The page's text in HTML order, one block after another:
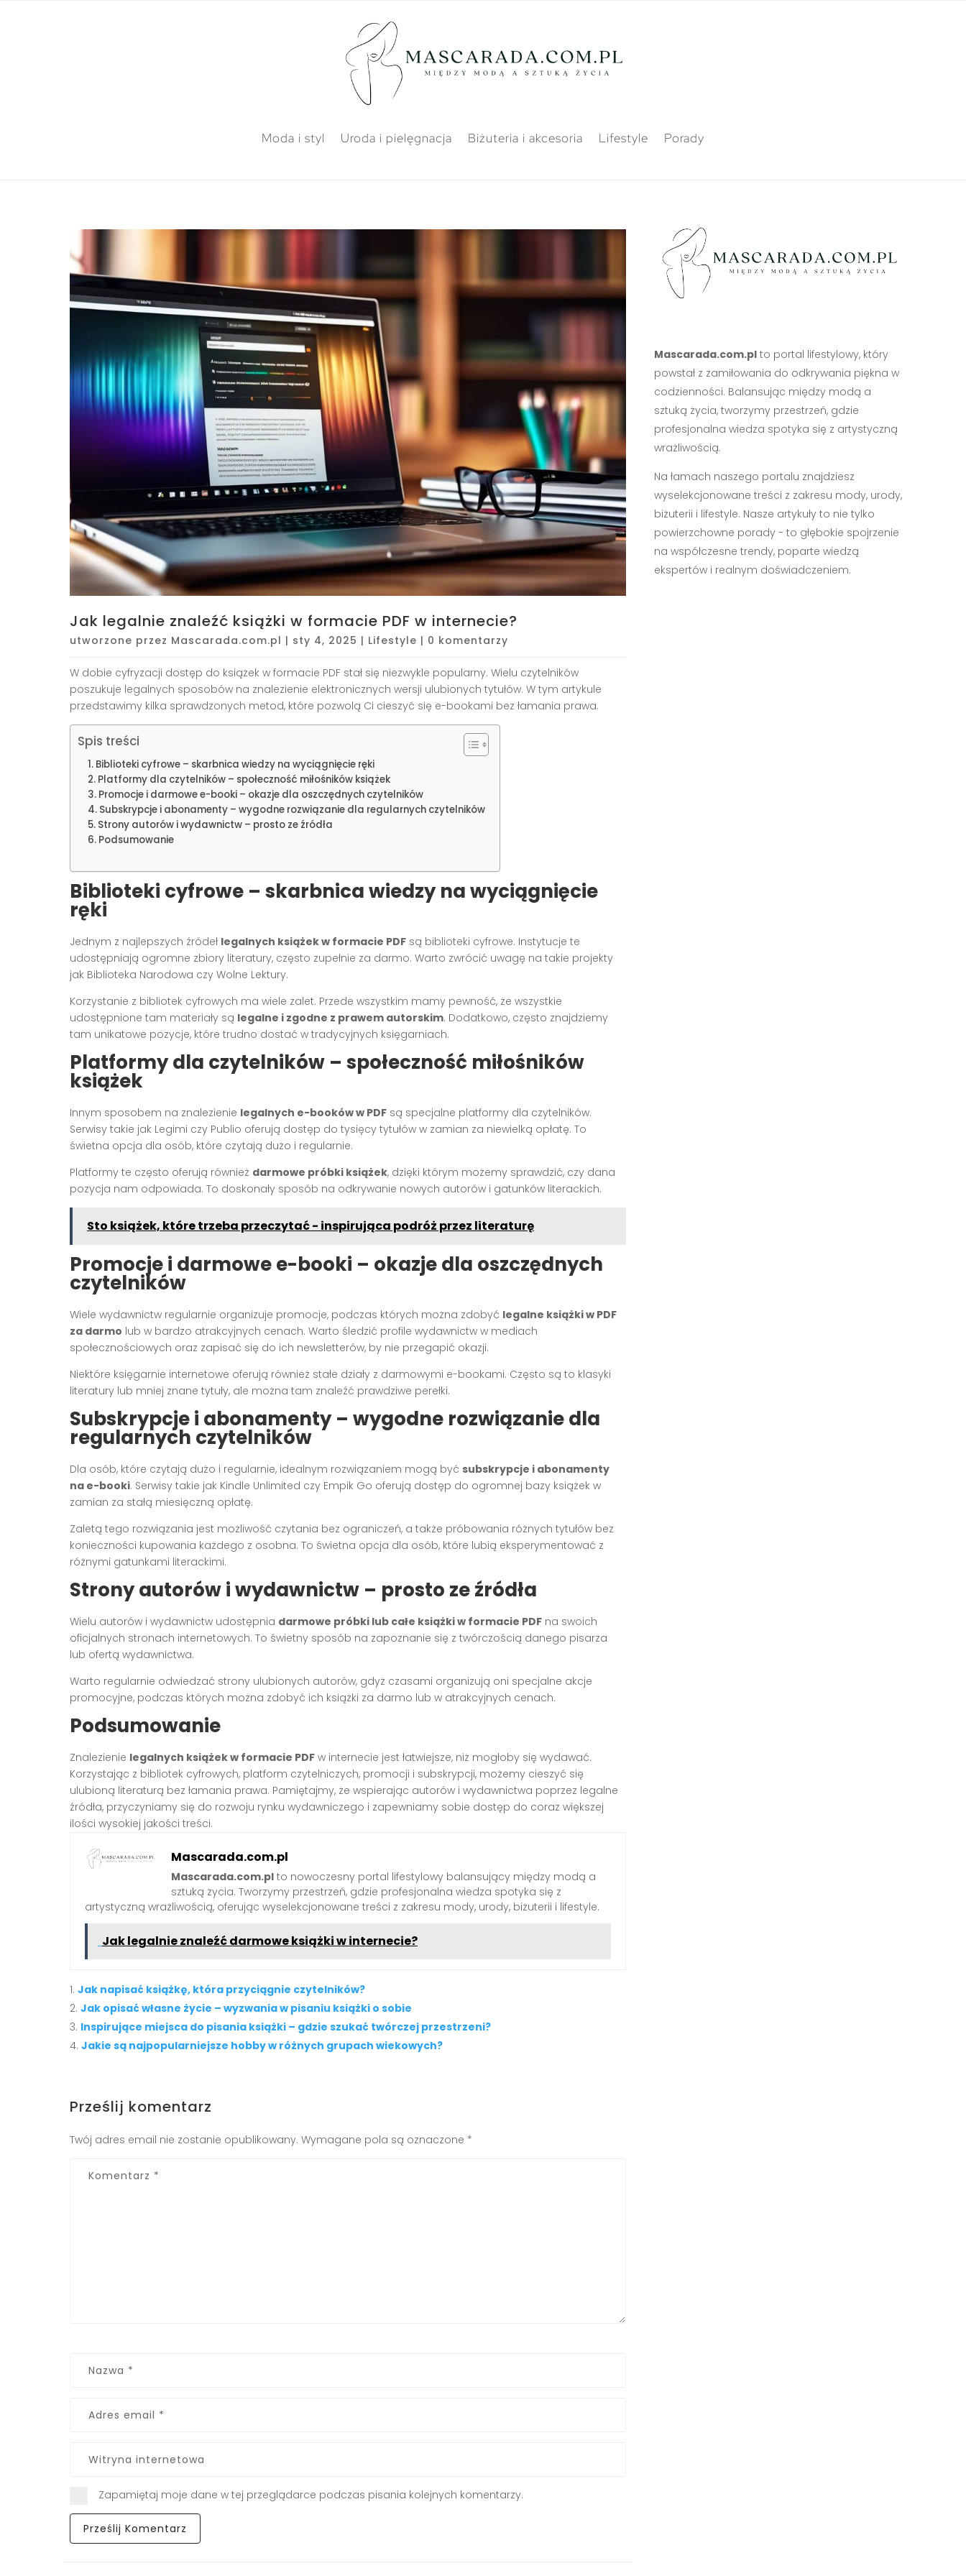
Moda i styl Uroda i pielęgnacja Biżuteria i akcesoria Lifestyle Porady
Jak legalnie znaleźć książki w formacie PDF w internecie?
utworzone przez Mascarada.com.pl | sty 4, 2025 | Lifestyle | 0 komentarzy
W dobie cyfryzacji dostęp do książek w formacie PDF stał się niezwykle popularny. Wielu czytelników
poszukuje legalnych sposobów na znalezienie elektronicznych wersji ulubionych tytułów. W tym artykule
przedstawimy kilka sprawdzonych metod, które pozwolą Ci cieszyć się e-bookami bez łamania prawa.
Spis treści
Biblioteki cyfrowe – skarbnica wiedzy na wyciągnięcie ręki
Platformy dla czytelników – społeczność miłośników książek
Promocje i darmowe e-booki – okazje dla oszczędnych czytelników
Subskrypcje i abonamenty – wygodne rozwiązanie dla regularnych czytelników
Strony autorów i wydawnictw – prosto ze źródła
Podsumowanie
Biblioteki cyfrowe – skarbnica wiedzy na wyciągnięcie
ręki
Jednym z najlepszych źródeł legalnych książek w formacie PDF są biblioteki cyfrowe. Instytucje te
udostępniają ogromne zbiory literatury, często zupełnie za darmo. Warto zwrócić uwagę na takie projekty
jak Biblioteka Narodowa czy Wolne Lektury.
Korzystanie z bibliotek cyfrowych ma wiele zalet. Przede wszystkim mamy pewność, że wszystkie
udostępnione tam materiały są legalne i zgodne z prawem autorskim. Dodatkowo, często znajdziemy
tam unikatowe pozycje, które trudno dostać w tradycyjnych księgarniach.
Platformy dla czytelników – społeczność miłośników
książek
Innym sposobem na znalezienie legalnych e-booków w PDF są specjalne platformy dla czytelników.
Serwisy takie jak Legimi czy Publio oferują dostęp do tysięcy tytułów w zamian za niewielką opłatę. To
świetna opcja dla osób, które czytają dużo i regularnie.
Platformy te często oferują również darmowe próbki książek, dzięki którym możemy sprawdzić, czy dana
pozycja nam odpowiada. To doskonały sposób na odkrywanie nowych autorów i gatunków literackich.
Sto książek, które trzeba przeczytać - inspirująca podróż przez literaturę
Promocje i darmowe e-booki – okazje dla oszczędnych
czytelników
Wiele wydawnictw regularnie organizuje promocje, podczas których można zdobyć legalne książki w PDF
za darmo lub w bardzo atrakcyjnych cenach. Warto śledzić profile wydawnictw w mediach
społecznościowych oraz zapisać się do ich newsletterów, by nie przegapić okazji.
Niektóre księgarnie internetowe oferują również stałe działy z darmowymi e-bookami. Często są to klasyki
literatury lub mniej znane tytuły, ale można tam znaleźć prawdziwe perełki.
Subskrypcje i abonamenty – wygodne rozwiązanie dla
regularnych czytelników
Dla osób, które czytają dużo i regularnie, idealnym rozwiązaniem mogą być subskrypcje i abonamenty
na e-booki. Serwisy takie jak Kindle Unlimited czy Empik Go oferują dostęp do ogromnej bazy książek w
zamian za stałą miesięczną opłatę.
Zaletą tego rozwiązania jest możliwość czytania bez ograniczeń, a także próbowania różnych tytułów bez
konieczności kupowania każdego z osobna. To świetna opcja dla osób, które lubią eksperymentować z
różnymi gatunkami literackimi.
Strony autorów i wydawnictw – prosto ze źródła
Wielu autorów i wydawnictw udostępnia darmowe próbki lub całe książki w formacie PDF na swoich
oficjalnych stronach internetowych. To świetny sposób na zapoznanie się z twórczością danego pisarza
lub ofertą wydawnictwa.
Warto regularnie odwiedzać strony ulubionych autorów, gdyż czasami organizują oni specjalne akcje
promocyjne, podczas których można zdobyć ich książki za darmo lub w atrakcyjnych cenach.
Podsumowanie
Znalezienie legalnych książek w formacie PDF w internecie jest łatwiejsze, niż mogłoby się wydawać.
Korzystając z bibliotek cyfrowych, platform czytelniczych, promocji i subskrypcji, możemy cieszyć się
ulubioną literaturą bez łamania prawa. Pamiętajmy, że wspierając autorów i wydawnictwa poprzez legalne
źródła, przyczyniamy się do rozwoju rynku wydawniczego i zapewniamy sobie dostęp do coraz większej
ilości wysokiej jakości treści.
Mascarada.com.pl
Mascarada.com.pl to nowoczesny portal lifestylowy balansujący między modą a
sztuką życia. Tworzymy przestrzeń, gdzie profesjonalna wiedza spotyka się z
artystyczną wrażliwością, oferując wyselekcjonowane treści z zakresu mody, urody, biżuterii i lifestyle.
Jak legalnie znaleźć darmowe książki w internecie?
Jak napisać książkę, która przyciągnie czytelników?
Jak opisać własne życie – wyzwania w pisaniu książki o sobie
Inspirujące miejsca do pisania książki – gdzie szukać twórczej przestrzeni?
Jakie są najpopularniejsze hobby w różnych grupach wiekowych?
Prześlij komentarz
Twój adres email nie zostanie opublikowany. Wymagane pola są oznaczone *
Zapamiętaj moje dane w tej przeglądarce podczas pisania kolejnych komentarzy.
Mascarada.com.plto portal lifestylowy, który
powstał z zamiłowania do odkrywania piękna w
codzienności. Balansując między modą a
sztuką życia, tworzymy przestrzeń, gdzie
profesjonalna wiedza spotyka się z artystyczną
wrażliwością.
Na łamach naszego portalu znajdziesz
wyselekcjonowane treści z zakresu mody, urody,
biżuterii i lifestyle. Nasze artykuły to nie tylko
powierzchowne porady - to głębokie spojrzenie
na współczesne trendy, poparte wiedzą
ekspertów i realnym doświadczeniem.